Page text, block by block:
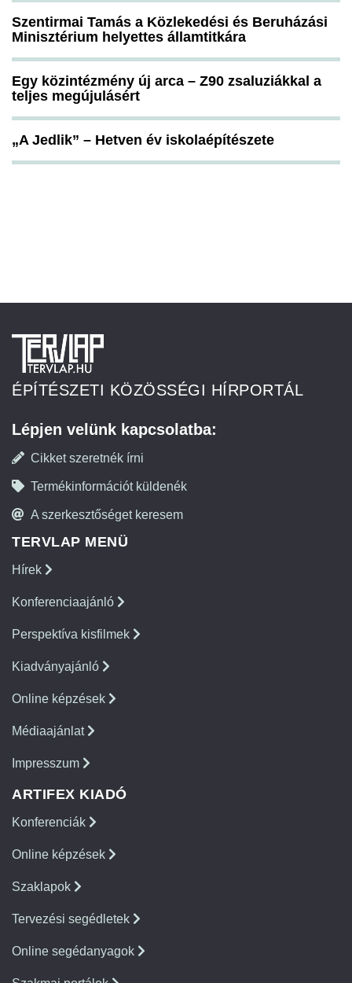
Szentirmai Tamás a Közlekedési és Beruházási
Minisztérium helyettes államtitkára
Egy közintézmény új arca – Z90 zsaluziákkal a
teljes megújulásért
„A Jedlik” – Hetven év iskolaépítészete
ÉPÍTÉSZETI KÖZÖSSÉGI HÍRPORTÁL
Lépjen velünk kapcsolatba:
Cikket szeretnék írni
Termékinformációt küldenék
A szerkesztőséget keresem
TERVLAP MENÜ
Hírek
Konferenciaajánló
Perspektíva kisfilmek
Kiadványajánló
Online képzések
Médiaajánlat
Impresszum
ARTIFEX KIADÓ
Konferenciák
Online képzések
Szaklapok
Tervezési segédletek
Online segédanyagok